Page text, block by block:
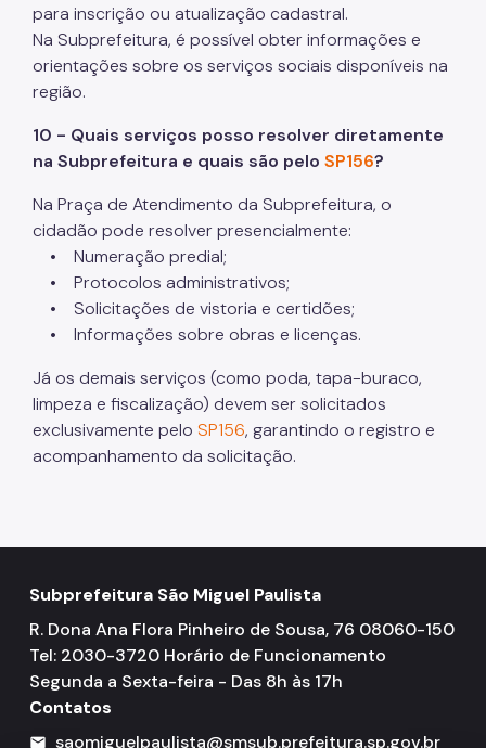
para inscrição ou atualização cadastral.
Na Subprefeitura, é possível obter informações e
orientações sobre os serviços sociais disponíveis na
região.
10 - Quais serviços posso resolver diretamente
na Subprefeitura e quais são pelo SP156?
Na Praça de Atendimento da Subprefeitura, o
cidadão pode resolver presencialmente:
• Numeração predial;
• Protocolos administrativos;
• Solicitações de vistoria e certidões;
• Informações sobre obras e licenças.
Já os demais serviços (como poda, tapa-buraco,
limpeza e fiscalização) devem ser solicitados
exclusivamente pelo SP156, garantindo o registro e
acompanhamento da solicitação.
Subprefeitura São Miguel Paulista
R. Dona Ana Flora Pinheiro de Sousa, 76 08060-150
Tel: 2030-3720 Horário de Funcionamento
Segunda a Sexta-feira - Das 8h às 17h
Contatos
mail saomiguelpaulista@smsub.prefeitura.sp.gov.br